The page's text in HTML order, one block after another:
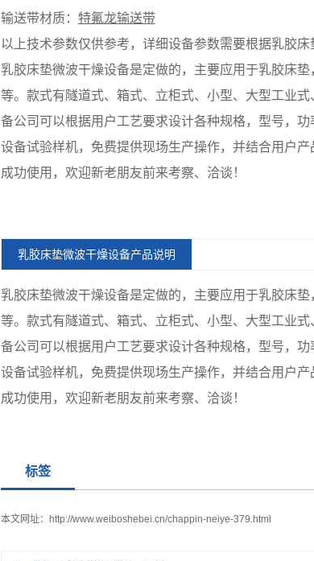
输送带材质： 特氟龙输送带
以上技术参数仅供参考，详细设备参数需要根据乳胶床
乳胶床垫微波干燥设备是定做的，主要应用于乳胶床
等。款式有隧道式、箱式、立柜式、小型、大型工业
备公司可以根据用户工艺要求设计各种规格，型号，
设备试验样机，免费提供现场生产操作，并结合用户
成功使用，欢迎新老朋友前来考察、洽谈！
乳胶床垫微波干燥设备产品说明
乳胶床垫微波干燥设备是定做的，主要应用于乳胶床
等。款式有隧道式、箱式、立柜式、小型、大型工业
备公司可以根据用户工艺要求设计各种规格，型号，
设备试验样机，免费提供现场生产操作，并结合用户
成功使用，欢迎新老朋友前来考察、洽谈！
标签
本文网址： http://www.weiboshebei.cn/chappin-neiye-379.html